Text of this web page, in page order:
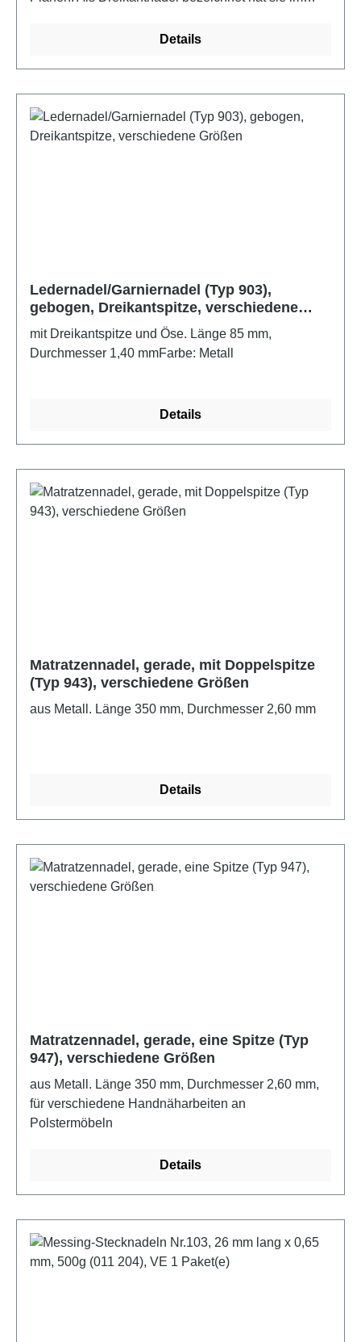
dreieckige, scharf geschliffene Spitze hat. Diese
Werkstoff.
Details
Ledernadel/Garniernadel (Typ 903),
gebogen, Dreikantspitze, verschiedene
Größen
mit Dreikantspitze und Öse. Länge 85 mm,
Durchmesser 1,40 mmFarbe: Metall
Details
Matratzennadel, gerade, mit Doppelspitze
(Typ 943), verschiedene Größen
aus Metall. Länge 350 mm, Durchmesser 2,60 mm
Details
Matratzennadel, gerade, eine Spitze (Typ
947), verschiedene Größen
aus Metall. Länge 350 mm, Durchmesser 2,60 mm,
für verschiedene Handnäharbeiten an
Polstermöbeln
Details